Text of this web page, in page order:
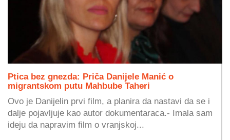
Ptica bez gnezda: Priča Danijele Manić o
migrantskom putu Mahbube Taheri
Ovo je Danijelin prvi film, a planira da nastavi da se i
dalje pojavljuje kao autor dokumentaraca.- Imala sam
ideju da napravim film o vranjskoj...